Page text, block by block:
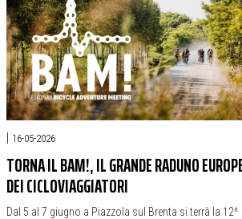
| 16-05-2026
TORNA IL BAM!, IL GRANDE RADUNO
DEI CICLOVIAGGIATORI
Dal 5 al 7 giugno a Piazzola sul Brenta si terrà la 12^